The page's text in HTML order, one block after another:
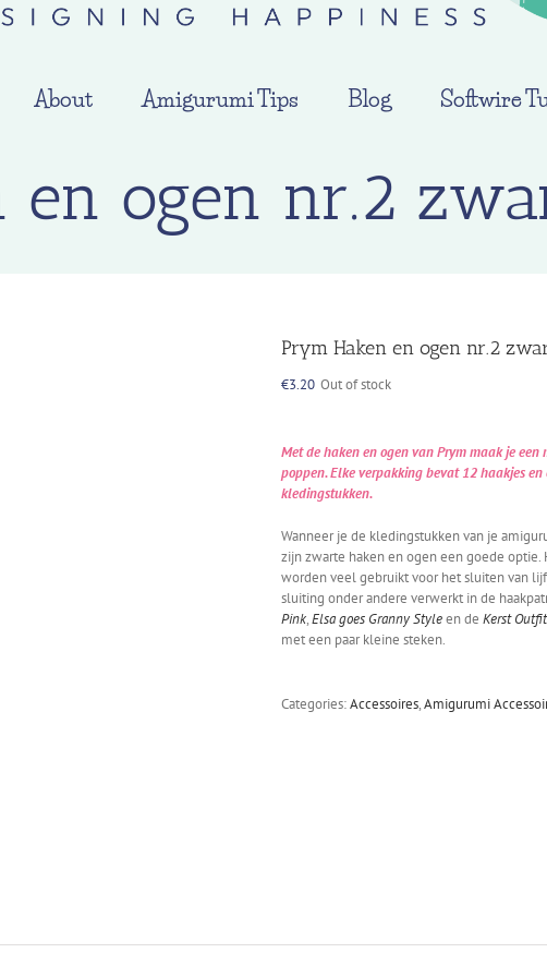
About Amigurumi Tips Blog Softwire
en ogen nr.2
Prym Haken en ogen nr.2
€3.20 Out of stock
Met de haken en ogen van Prym maak je
poppen. Elke verpakking bevat 12 haakjes
kledingstukken.
Wanneer je de kledingstukken van je
zijn zwarte haken en ogen een goede
worden veel gebruikt voor het sluiten van
sluiting onder andere verwerkt in de
Pink,Elsa goes Granny Styleen de Kerst Outfit
met een paar kleine steken.
Categories:Accessoires,Amigurumi